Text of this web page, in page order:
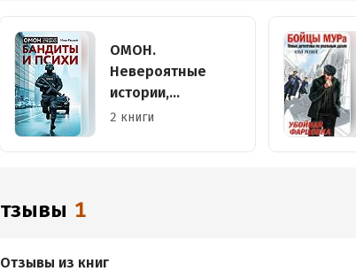
ОМОН.
Невероятные
истории,
рассказанные
2 книги
Отзывы 1
Отзывы из книг